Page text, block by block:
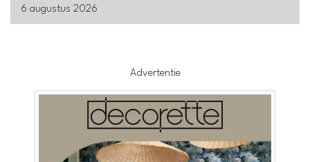
6 augustus 2026
Advertentie